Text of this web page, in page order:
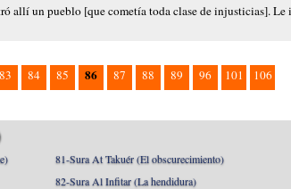
allí un pueblo [que cometía toda clase de injusticias].
83 84 85 86 87 88 89 96 101 106
81-Sura At Takuér (El obscurecimiento)
82-Sura Al Infitar (La hendidura)